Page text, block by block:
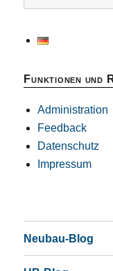
Funktionen und
Administration
Feedback
Datenschutz
Impressum
Neubau-Blog